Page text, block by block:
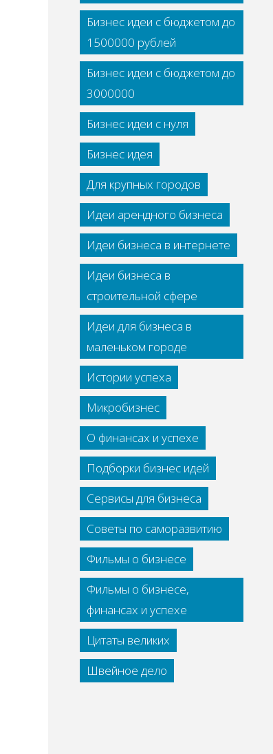
Бизнес идеи с бюджетом до
1500000 рублей
Бизнес идеи с бюджетом до
3000000
Бизнес идеи с нуля
Бизнес идея
Для крупных городов
Идеи арендного бизнеса
Идеи бизнеса в интернете
Идеи бизнеса в
строительной сфере
Идеи для бизнеса в
маленьком городе
Истории успеха
Микробизнес
О финансах и успехе
Подборки бизнес идей
Сервисы для бизнеса
Советы по саморазвитию
Фильмы о бизнесе
Фильмы о бизнесе,
финансах и успехе
Цитаты великих
Швейное дело